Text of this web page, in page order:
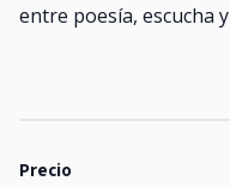
entre poesía, escucha
Precio